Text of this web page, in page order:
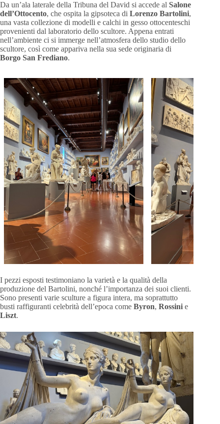
Da un’ala laterale della Tribuna del David si accede al Salone
dell’Ottocento, che ospita la gipsoteca di Lorenzo Bartolini,
una vasta collezione di modelli e calchi in gesso ottocenteschi
provenienti dal laboratorio dello scultore. Appena entrati
nell’ambiente ci si immerge nell’atmosfera dello studio dello
scultore, così come appariva nella sua sede originaria di
Borgo San Frediano.
I pezzi esposti testimoniano la varietà e la qualità della
produzione del Bartolini, nonché l’importanza dei suoi clienti.
Sono presenti varie sculture a figura intera, ma soprattutto
busti raffiguranti celebrità dell’epoca come Byron, Rossini e
Liszt.